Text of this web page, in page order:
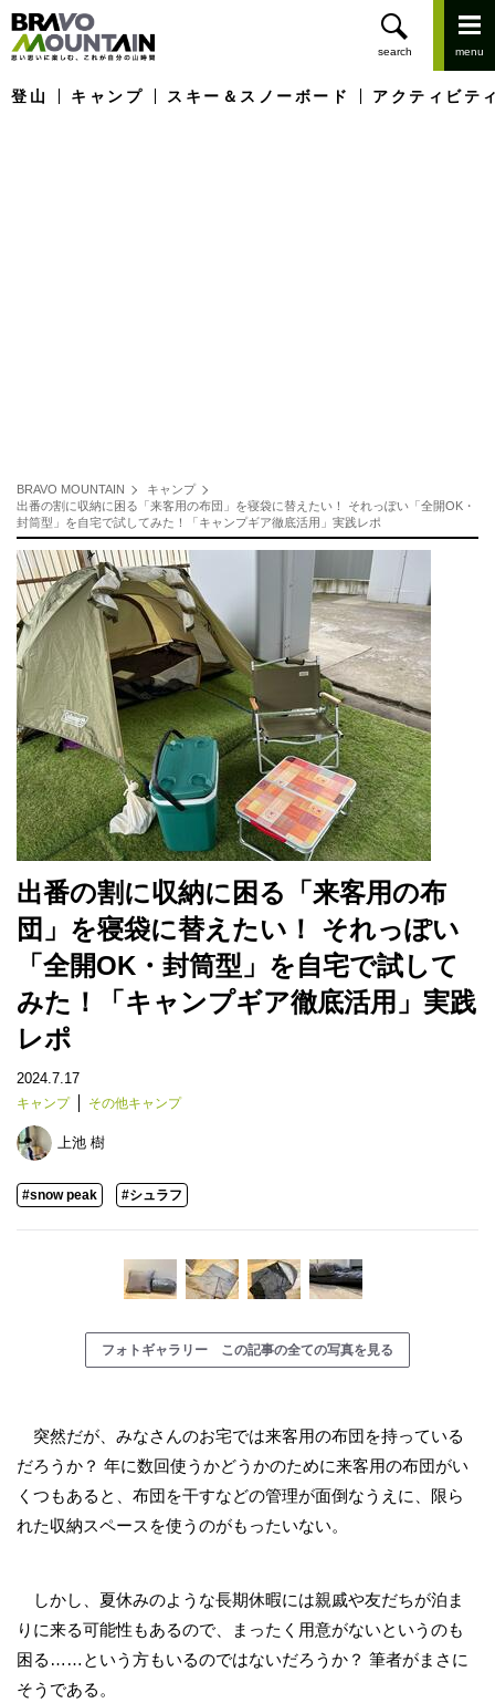
登山 キャンプ スキー＆スノーボード アクティビテ
BRAVO MOUNTAIN
キャンプ
出番の割に収納に困る「来客用の布団」を寝袋に替えたい！ それっぽい「全開OK・
封筒型」を自宅で試してみた！「キャンプギア徹底活用」実践レポ
出番の割に収納に困る「来客用の布
団」を寝袋に替えたい！ それっぽい
「全開OK・封筒型」を自宅で試して
みた！「キャンプギア徹底活用」実践
レポ
2024.7.17
キャンプ その他キャンプ
上池 樹
#snow peak #シュラフ
フォトギャラリー この記事の全ての写真を見る
突然だが、みなさんのお宅では来客用の布団を持っている
だろうか？ 年に数回使うかどうかのために来客用の布団がい
くつもあると、布団を干すなどの管理が面倒なうえに、限ら
れた収納スペースを使うのがもったいない。
しかし、夏休みのような長期休暇には親戚や友だちが泊ま
りに来る可能性もあるので、まったく用意がないというのも
困る……という方もいるのではないだろうか？ 筆者がまさに
そうである。